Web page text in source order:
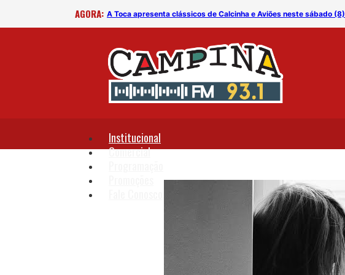
AGORA: A Toca apresenta clássicos de Calcinha e Aviões neste sábado (8)
Institucional
Comercial